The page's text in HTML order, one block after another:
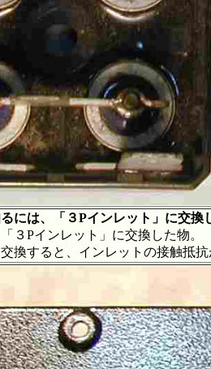
には、「３Pインレット」に交換
レット」に交換した物
インレットの接触抵抗が